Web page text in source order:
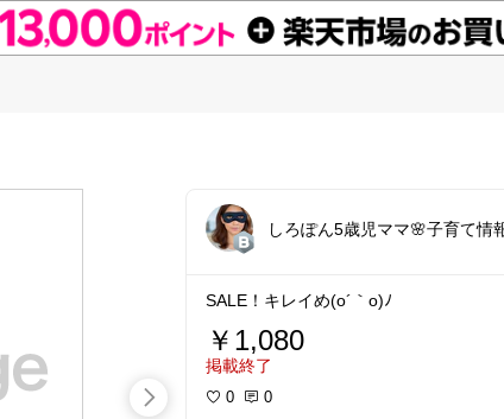
しろぽん5歳児ママ🌸子育て情
SALE！キレイめ(o´｀o)ﾉ
￥1,080
掲載終了
0 0